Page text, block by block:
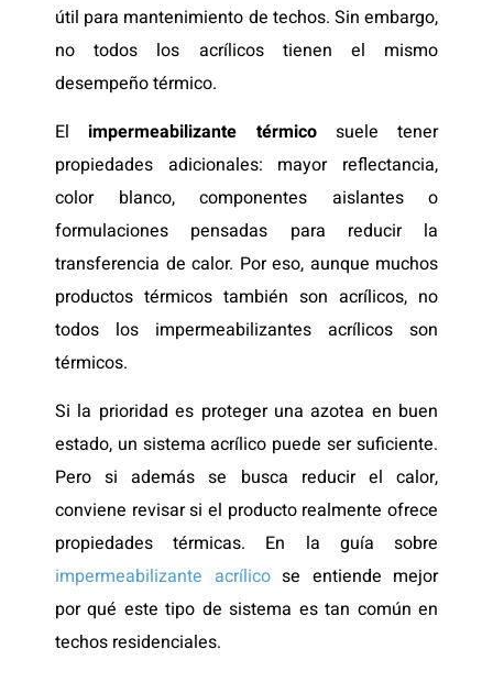
útil para mantenimiento de techos. Sin embargo,
no todos los acrílicos tienen el mismo
desempeño térmico.
El impermeabilizante térmicosuele tener
propiedades adicionales: mayor reflectancia,
color blanco, componentes aislantes o
formulaciones pensadas para reducir la
transferencia de calor. Por eso, aunque muchos
productos térmicos también son acrílicos, no
todos los impermeabilizantes acrílicos son
térmicos.
Si la prioridad es proteger una azotea en buen
estado, un sistema acrílico puede ser suficiente.
Pero si además se busca reducir el calor,
conviene revisar si el producto realmente ofrece
propiedades térmicas. En la guía sobre
impermeabilizante acrílicose entiende mejor
por qué este tipo de sistema es tan común en
techos residenciales.